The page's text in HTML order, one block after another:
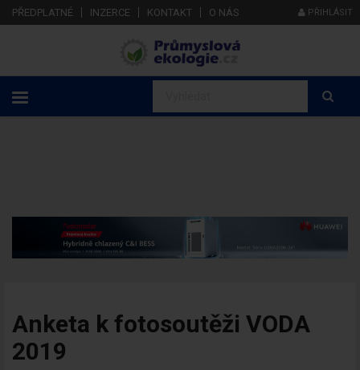
PŘEDPLATNÉ INZERCE KONTAKT O NÁS PŘIHLÁSIT
Anketa k fotosoutěži VODA
2019